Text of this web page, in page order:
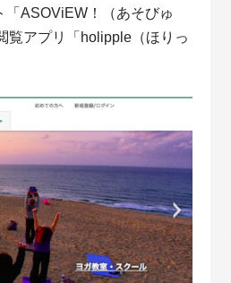
ASOViEW！（あそびゅ
覧アプリ「holipple（ほりっ